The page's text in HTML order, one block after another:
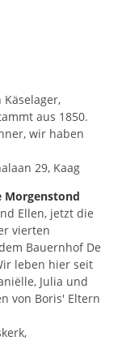
aus 1850.
wir haben
29, Kaag
Morgenstond
Ellen, jetzt die
vierten
Bauernhof De
leben hier seit
Julia und
von Boris' Eltern